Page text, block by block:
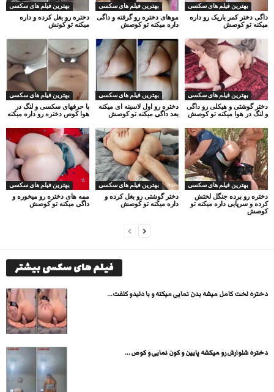
بهترین فیلم های سکسی
دختره رو بغل کرده و داره
میکنه تو کونش
بهترین فیلم های سکسی
موهای دختره رو گرفته و داگی
داره میکنه تو کوصش
بهترین فیلم های سکسی
داگی دختر کمر باریک رو داره
میکنه تو کوصش
بهترین فیلم های سکسی
با حرفهای سکسی و لنگ در
هوا کوص دختره رو داره میکنه
بهترین فیلم های سکسی
دختره رو اول لاسینه ای میکنه
بعد داگی میکنه تو کوصش
بهترین فیلم های سکسی
دختر گوشتی و هیکلی رو داگی
و لنگ در هوا میکنه تو کوصش
بهترین فیلم های سکسی
ممه های دختره رو میخوره و
داگی میکنه تو کوصش
بهترین فیلم های سکسی
دختر گوشتی رو بغل کرده و
داره میکنه تو کوصش
بهترین فیلم های سکسی
دختره رو برده جنگل لختش
کرده و سرپایی داره میکنه تو
کوصش
فیلم های سکسی بیشتر
دختره لخت کامل میشه بدن نمایی میکنه و با دلیدو کلفت...
دختره شلوارش رو میکشه پایین و کون نمایی و کوص ...